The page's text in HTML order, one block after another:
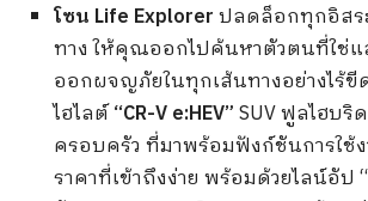
โซน Life Explorerปลดล็อกทุกอิสร
ทาง ให้คุณออกไปค้นหาตัวตนที่ใช่
ออกผจญภัยในทุกเส้นทางอย่างไร้ขี
ไฮไลต์“CR-V e:HEV”SUV ฟูลไฮบริ
ครอบครัว ที่มาพร้อมฟังก์ชันการใช้
ราคาที่เข้าถึงง่าย พร้อมด้วยไลน์อัป “